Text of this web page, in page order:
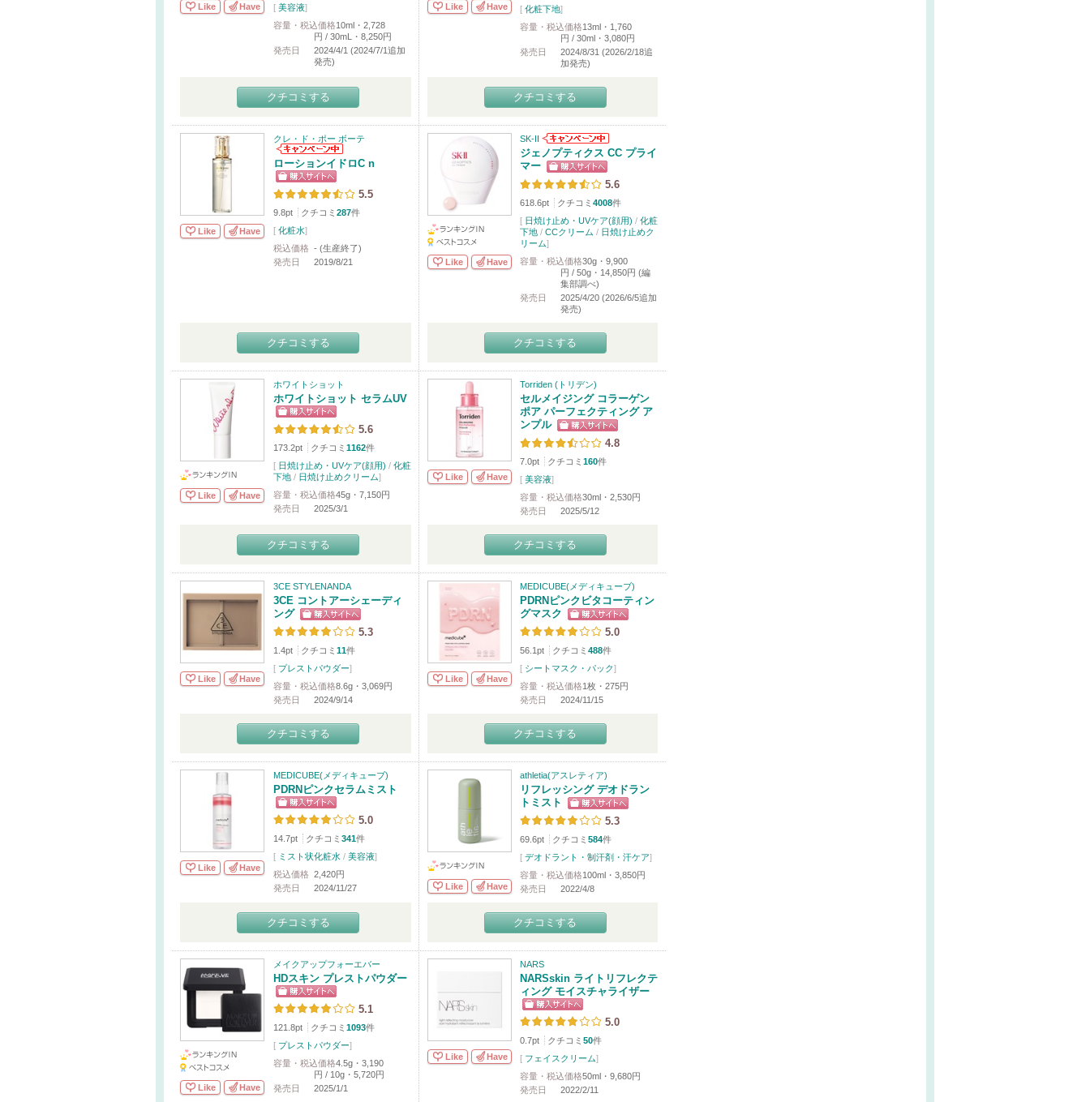
Like Have
[ 美容液]
容量・税込価格10ml・2,728
円 / 30mL・8,250円
発売日
2024/4/1 (2024/7/1追加
発売)
クチコミする
Like Have
[ 化粧下地]
容量・税込価格13ml・1,760
円 / 30ml・3,080円
発売日
2024/8/31 (2026/2/18追
加発売)
クチコミする
Like Have
クレ・ド・ポー ボーテ
ローションイドロC n
5.5
9.8pt クチコミ 287件
[ 化粧水]
税込価格 - (生産終了)
発売日
2019/8/21
クチコミする
Like Have
SK-II
ジェノプティクス CC プライ
マー
5.6
618.6pt クチコミ 4008件
[ 日焼け止め・UVケア(顔用) / 化粧
下地 / CCクリーム / 日焼け止めク
リーム]
容量・税込価格30g・9,900
円 / 50g・14,850円 (編
集部調べ)
発売日
2025/4/20 (2026/6/5追加
発売)
クチコミする
Like Have
ホワイトショット
ホワイトショット セラムUV
5.6
173.2pt クチコミ 1162件
[ 日焼け止め・UVケア(顔用) / 化粧
下地/ 日焼け止めクリーム]
容量・税込価格45g・7,150円
発売日
2025/3/1
クチコミする
Like Have
Torriden (トリデン)
セルメイジング コラーゲン
ポア パーフェクティング ア
ンプル
4.8
7.0pt クチコミ 160件
[ 美容液]
容量・税込価格30ml・2,530円
発売日
2025/5/12
クチコミする
Like Have
3CE STYLENANDA
3CE コントアーシェーディ
ング
5.3
1.4pt クチコミ 11件
[ プレストパウダー]
容量・税込価格8.6g・3,069円
発売日
2024/9/14
クチコミする
Like Have
MEDICUBE(メディキューブ)
PDRNピンクビタコーティン
グマスク
5.0
56.1pt クチコミ 488件
[ シートマスク・パック]
容量・税込価格1枚・275円
発売日
2024/11/15
クチコミする
Like Have
MEDICUBE(メディキューブ)
PDRNピンクセラムミスト
5.0
14.7pt クチコミ 341件
[ ミスト状化粧水 / 美容液]
税込価格 2,420円
発売日
2024/11/27
クチコミする
Like Have
athletia(アスレティア)
リフレッシング デオドラン
トミスト
5.3
69.6pt クチコミ 584件
[ デオドラント・制汗剤・汗ケア]
容量・税込価格100ml・3,850円
発売日
2022/4/8
クチコミする
Like Have
メイクアップフォーエバー
HDスキン プレストパウダー
5.1
121.8pt クチコミ 1093件
[ プレストパウダー]
容量・税込価格4.5g・3,190
円 / 10g・5,720円
発売日
2025/1/1
Like Have
NARS
NARSskin ライトリフレクテ
ィング モイスチャライザー
5.0
0.7pt クチコミ 50件
[ フェイスクリーム]
容量・税込価格50ml・9,680円
発売日
2022/2/11